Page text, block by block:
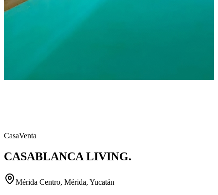
CasaVenta
CASABLANCA LIVING.
Mérida Centro, Mérida, Yucatán